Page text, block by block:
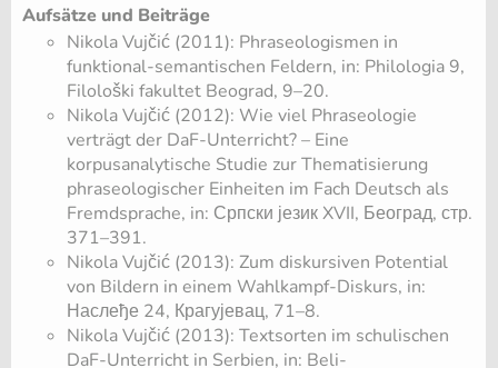
Aufsätze und Beiträge
Nikola Vujčić (2011): Phraseologismen in
funktional-semantischen Feldern, in: Philologia 9,
Filološki fakultet Beograd, 9–20.
Nikola Vujčić (2012): Wie viel Phraseologie
verträgt der DaF-Unterricht? – Eine
korpusanalytische Studie zur Thematisierung
phraseologischer Einheiten im Fach Deutsch als
Fremdsprache, in: Српски језик XVII, Београд, стр.
371–391.
Nikola Vujčić (2013): Zum diskursiven Potential
von Bildern in einem Wahlkampf-Diskurs, in:
Наслеђе 24, Крагујевац, 71–8.
Nikola Vujčić (2013): Textsorten im schulischen
DaF-Unterricht in Serbien, in: Beli-